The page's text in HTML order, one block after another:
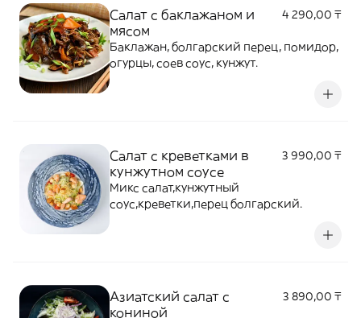
Салат с баклажаном и
мясом
4 290,00 ₸
Баклажан, болгарский перец, помидор,
огурцы, соев соус, кунжут.
Салат с креветками в
кунжутном соусе
3 990,00 ₸
Микс салат,кунжутный
соус,креветки,перец болгарский.
Азиатский салат с
кониной
3 890,00 ₸